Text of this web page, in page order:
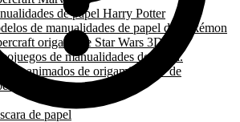
de papel Harry Potter
de manualidades de papel de Pokémon
origami de Star Wars 3D
de manualidades de papel.
animados de origami en 3D de
de papel